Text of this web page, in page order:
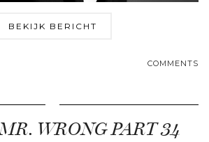
BEKIJK BERICHT
COMMENTS
WRONG PART 34